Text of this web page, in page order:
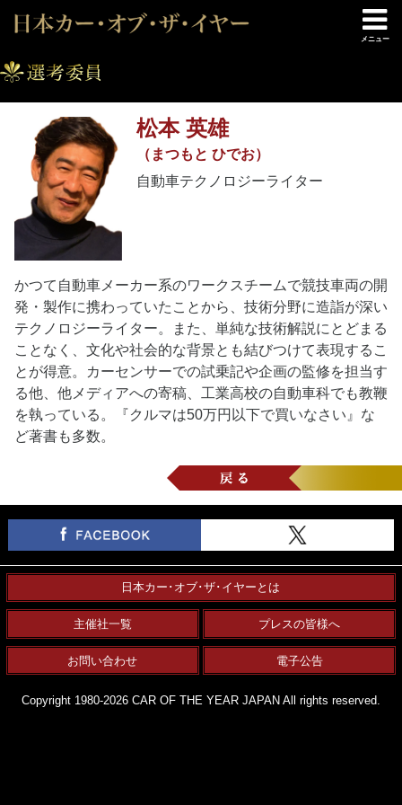
メニュー
松本 英雄
（まつもと ひでお）
自動車テクノロジーライター
かつて自動車メーカー系のワークスチームで競技車両の開
発・製作に携わっていたことから、技術分野に造詣が深い
テクノロジーライター。また、単純な技術解説にとどまる
ことなく、文化や社会的な背景とも結びつけて表現するこ
とが得意。カーセンサーでの試乗記や企画の監修を担当す
る他、他メディアへの寄稿、工業高校の自動車科でも教鞭
を執っている。『クルマは50万円以下で買いなさい』な
ど著書も多数。
日本カー･オブ･ザ･イヤーとは
主催社一覧 プレスの皆様へ
お問い合わせ 電子公告
Copyright 1980-2026 CAR OF THE YEAR JAPAN All rights reserved.